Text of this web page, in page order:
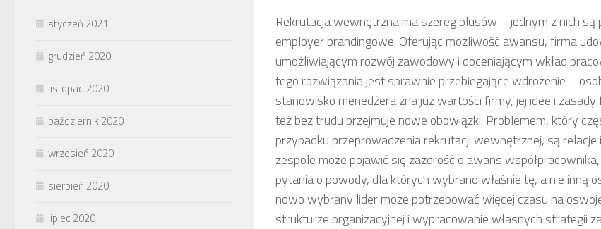
Rekrutacja wewnętrzna ma szereg plusów – jednym z nich są
employer brandingowe. Oferując możliwość awansu, firma
umożliwiającym rozwój zawodowy i doceniającym wkład
tego rozwiązania jest sprawnie przebiegające wdrożenie –
stanowisko menedżera zna już wartości firmy, jej idee i
też bez trudu przejmuje nowe obowiązki. Problemem, który
przypadku przeprowadzenia rekrutacji wewnętrznej, są
zespole może pojawić się zazdrość o awans
pytania o powody, dla których wybrano właśnie tę, a nie inną
nowo wybrany lider może potrzebować więcej czasu na
strukturze organizacyjnej i wypracowanie własnych strategii
styczeń 2021
grudzień 2020
listopad 2020
październik 2020
wrzesień 2020
sierpień 2020
lipiec 2020